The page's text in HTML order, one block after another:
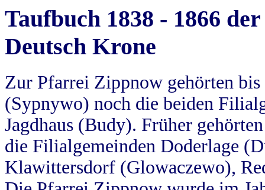
Taufbuch 1838 - 1866
Deutsch Krone
Zur Pfarrei Zippnow gehörten
(Sypnywo) noch die beiden
Jagdhaus (Budy). Früher
die Filialgemeinden Doderlage
Klawittersdorf (Glowaczewo),